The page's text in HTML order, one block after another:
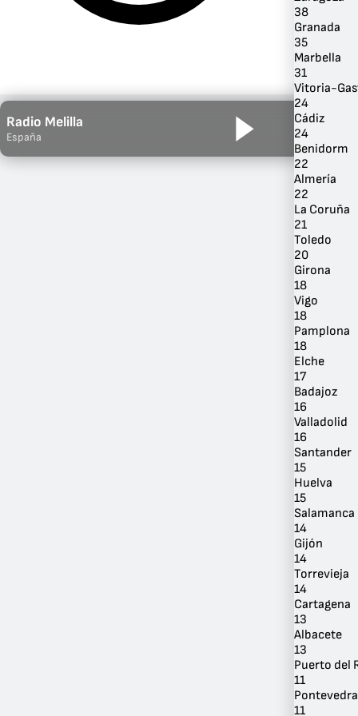
Por Género
Ubicación
Radio Melilla
España
38
Granada
35
Marbella
31
Vitoria-
24
Cádiz
24
Benidorm
22
Almería
22
La Coruña
21
Toledo
20
Girona
18
Vigo
18
Pamplona
18
Elche
17
Badajoz
16
Valladolid
16
Santander
15
Huelva
15
Salamanca
14
Gijón
14
Torrevieja
14
Cartagena
13
Albacete
13
Puerto del
11
Pontevedra
11